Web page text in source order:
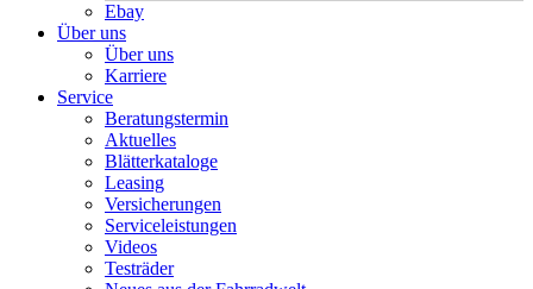
Ebay
Über uns
Über uns
Karriere
Service
Beratungstermin
Aktuelles
Blätterkataloge
Leasing
Versicherungen
Serviceleistungen
Videos
Testräder